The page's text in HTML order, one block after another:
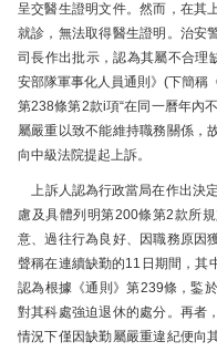
統計資料
財產申報查閱
下載區
法院電子平台
呈交醫生證明文件。然而，在其
就診，無法取得醫生證明。治安
司長作出批示，認為其屬不合理
安部隊軍事化人員通則》(下簡稱
第238條第2款i項“在同一曆年內
屬嚴重以致不能維持職務關係，
向中級法院提起上訴。
上訴人認為行政當局在作出決
慮及具體列明第200條第2款所
意、過往行為良好、因職務原因
聲稱在連續缺勤的11日期間，其
認為根據《通則》第239條，鍳
對其科處強迫退休的處分。再者
情況下僅因缺勤屬嚴重違紀便向